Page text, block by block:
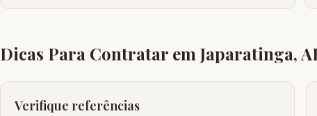
Dicas Para Contratar em Japaratinga,
Verifique referências